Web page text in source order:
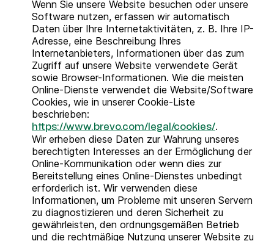
Wenn Sie unsere Website besuchen oder unsere
Software nutzen, erfassen wir automatisch
Daten über Ihre Internetaktivitäten, z. B. Ihre IP-
Adresse, eine Beschreibung Ihres
Internetanbieters, Informationen über das zum
Zugriff auf unsere Website verwendete Gerät
sowie Browser-Informationen. Wie die meisten
Online-Dienste verwendet die Website/Software
Cookies, wie in unserer Cookie-Liste
beschrieben:
https://www.brevo.com/legal/cookies/.
Wir erheben diese Daten zur Wahrung unseres
berechtigten Interesses an der Ermöglichung der
Online-Kommunikation oder wenn dies zur
Bereitstellung eines Online-Dienstes unbedingt
erforderlich ist. Wir verwenden diese
Informationen, um Probleme mit unseren Servern
zu diagnostizieren und deren Sicherheit zu
gewährleisten, den ordnungsgemäßen Betrieb
und die rechtmäßige Nutzung unserer Website zu